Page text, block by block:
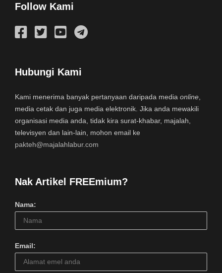
Follow Kami
Hubungi Kami
Kami menerima banyak pertanyaan daripada media online
media cetak dan juga media elektronik. Jika anda mewakili
organisasi media anda, tidak kira surat-khabar, majalah,
televisyen dan lain-lain, mohon email ke
pakteh@majalahlabur.com
Nak Artikel FREEmium?
Nama:
Email: